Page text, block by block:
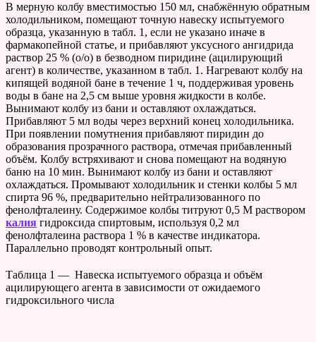
В мерную колбу вместимостью 150 мл, снабжённую обратным
холодильником, помещают точную навеску испытуемого
образца, указанную в табл. 1, если не указано иначе в
фармакопейной статье, и прибавляют уксусного ангидрида
раствор 25 % (о/о) в безводном пиридине (ацилирующий
агент) в количестве, указанном в табл. 1. Нагревают колбу на
кипящей водяной бане в течение 1 ч, поддерживая уровень
воды в бане на 2,5 см выше уровня жидкости в колбе.
Вынимают колбу из бани и оставляют охлаждаться.
Прибавляют 5 мл воды через верхний конец холодильника.
При появлении помутнения прибавляют пиридин до
образования прозрачного раствора, отмечая прибавленный
объём. Колбу встряхивают и снова помещают на водяную
баню на 10 мин. Вынимают колбу из бани и оставляют
охлаждаться. Промывают холодильник и стенки колбы 5 мл
спирта 96 %, предварительно нейтрализованного по
фенолфталеину. Содержимое колбы титруют 0,5 М раствором
калия гидроксида спиртовым, используя 0,2 мл
фенолфталеина раствора 1 % в качестве индикатора.
Параллельно проводят контрольный опыт.
Таблица 1 — Навеска испытуемого образца и объём
ацилирующего агента в зависимости от ожидаемого
гидроксильного числа